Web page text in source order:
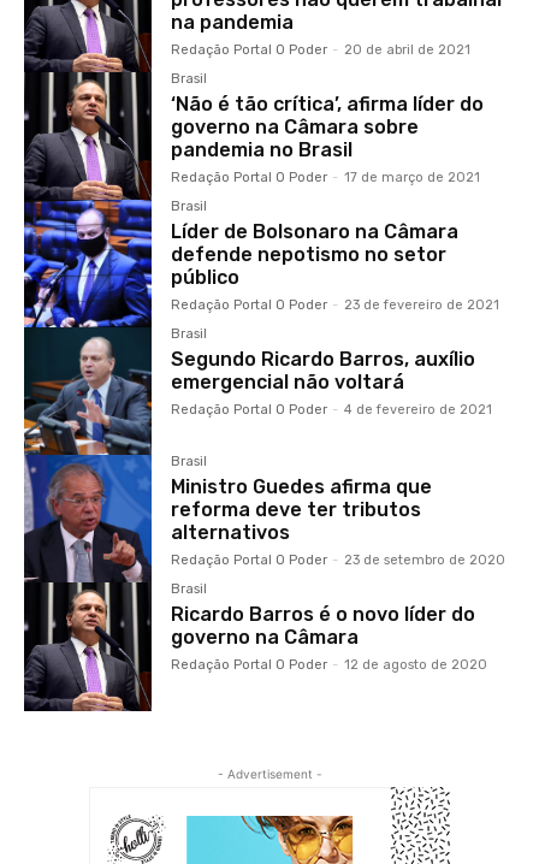
na pandemia
Redação Portal O Poder - 20 de abril de 2021
Brasil
‘Não é tão crítica’, afirma líder do
governo na Câmara sobre
pandemia no Brasil
Redação Portal O Poder - 17 de março de 2021
Brasil
Líder de Bolsonaro na Câmara
defende nepotismo no setor
público
Redação Portal O Poder - 23 de fevereiro de 2021
Brasil
Segundo Ricardo Barros, auxílio
emergencial não voltará
Redação Portal O Poder - 4 de fevereiro de 2021
Brasil
Ministro Guedes afirma que
reforma deve ter tributos
alternativos
Redação Portal O Poder - 23 de setembro de 2020
Brasil
Ricardo Barros é o novo líder do
governo na Câmara
Redação Portal O Poder - 12 de agosto de 2020
- Advertisement -